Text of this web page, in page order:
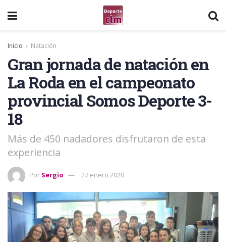
Inicio Natación
Gran jornada de natación en
La Roda en el campeonato
provincial Somos Deporte 3-
18
Más de 450 nadadores disfrutaron de esta
experiencia
Por Sergio 27 enero 2020